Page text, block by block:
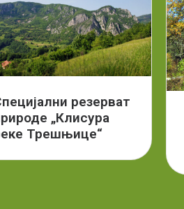
резерват
„Клисура
Трешњице“